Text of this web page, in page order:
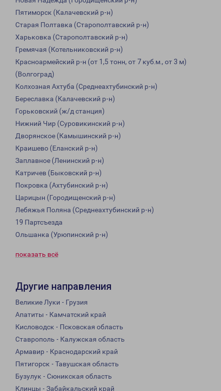
Пятиморск (Калачевский р-н)
Старая Полтавка (Старополтавский р-н)
Харьковка (Старополтавский р-н)
Гремячая (Котельниковский р-н)
Красноармейский р-н (от 1,5 тонн, от 7 куб.м., от 3 м)
(Волгоград)
Колхозная Ахтуба (Среднеахтубинский р-н)
Береславка (Калачевский р-н)
Горьковский (ж/д станция)
Нижний Чир (Суровикинский р-н)
Дворянское (Камышинский р-н)
Краишево (Еланский р-н)
Заплавное (Ленинский р-н)
Катричев (Быковский р-н)
Покровка (Ахтубинский р-н)
Царицын (Городищенский р-н)
Лебяжья Поляна (Среднеахтубинский р-н)
19 Партсъезда
Ольшанка (Урюпинский р-н)
показать всё
Другие направления
Великие Луки - Грузия
Апатиты - Камчатский край
Кисловодск - Псковская область
Ставрополь - Калужская область
Армавир - Краснодарский край
Пятигорск - Тавушская область
Бузулук - Сюникская область
Клинцы - Забайкальский край